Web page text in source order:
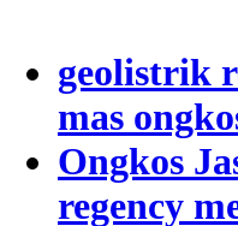
geolistrik
mas
Ongkos
regency